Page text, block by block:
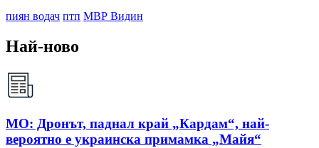
пиян водач птп МВР Видин
Най-ново
МО: Дронът, паднал край „Кардам“, най-
вероятно е украинска примамка „Майя“